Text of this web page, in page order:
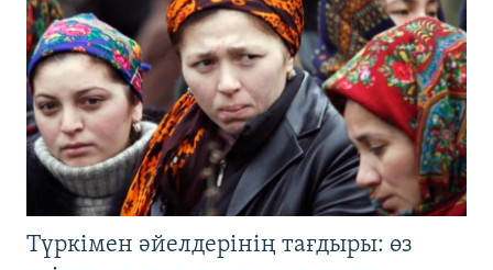
Түркімен әйелдерінің тағдыры: өз